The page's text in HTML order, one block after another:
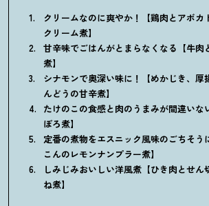
クリームなのに爽やか！
【鶏肉とアボ
クリーム煮】
甘辛味でごはんがとまらなくなる【牛肉
煮】
シナモンで奥深い味に ！
【めかじき、
んどうの甘辛煮】
たけのこの食感と肉のうまみが間違いな
ぼろ煮】
定番の煮物をエスニック風味のごちそう
こんのレモンナンプラー煮】
しみじみおいしい洋風煮【ひき肉とせん
ね煮】